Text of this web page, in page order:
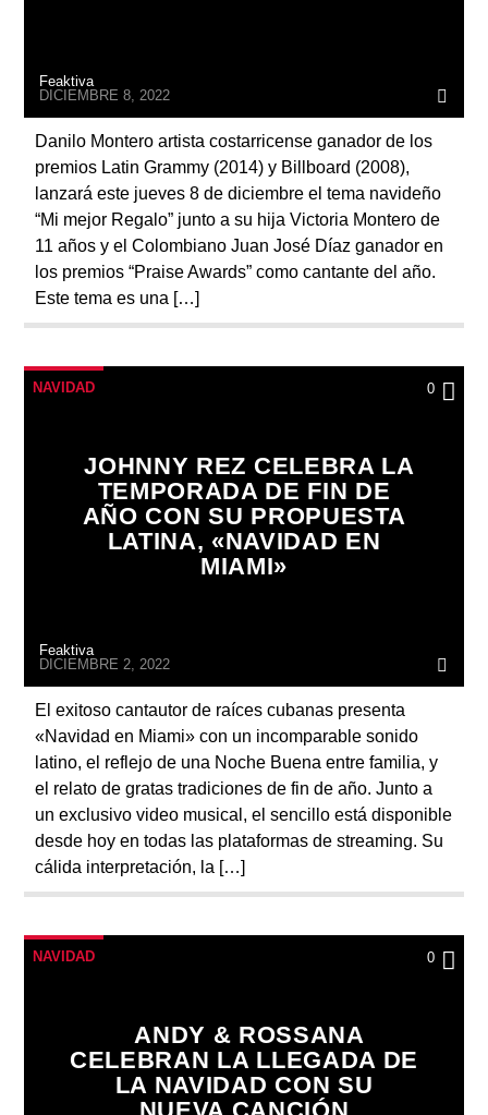
Feaktiva
DICIEMBRE 8, 2022
Danilo Montero artista costarricense ganador de los
premios Latin Grammy (2014) y Billboard (2008),
lanzará este jueves 8 de diciembre el tema navideño
“Mi mejor Regalo” junto a su hija Victoria Montero de
11 años y el Colombiano Juan José Díaz ganador en
los premios “Praise Awards” como cantante del año.
Este tema es una […]
NAVIDAD 0
JOHNNY REZ CELEBRA LA
TEMPORADA DE FIN DE
AÑO CON SU PROPUESTA
LATINA, «NAVIDAD EN
MIAMI»
Feaktiva
DICIEMBRE 2, 2022
El exitoso cantautor de raíces cubanas presenta
«Navidad en Miami» con un incomparable sonido
latino, el reflejo de una Noche Buena entre familia, y
el relato de gratas tradiciones de fin de año. Junto a
un exclusivo video musical, el sencillo está disponible
desde hoy en todas las plataformas de streaming. Su
cálida interpretación, la […]
NAVIDAD 0
ANDY & ROSSANA
CELEBRAN LA LLEGADA DE
LA NAVIDAD CON SU